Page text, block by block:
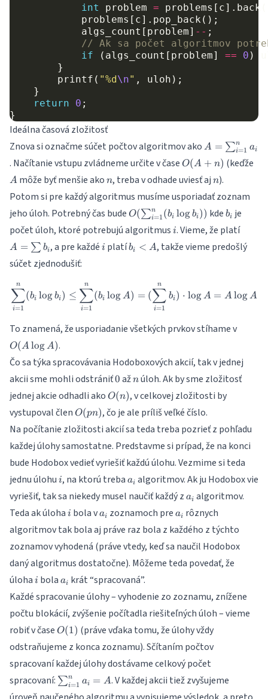
int
problem = problems [ c]. back
problems [ c]. pop_back ();
algs_count [ problem] -- ;
// Ak sa počet algoritmov
if
( algs_count [ problem] == 0 )
}
printf ( "%d\n" , uloh );
}
return
0 ;
}
Ideálna časová zložitosť
Znova si označme súčet počtov algoritmov ako A =
a_i
A = ∑i=1
n ai
. Načítanie vstupu zvládneme určite v čase O(A
+ n)
O(A + n) (keďže
A môže byť menšie ako n
n, treba v odhade uviesť aj n
n).
Potom si pre každý algoritmus musímeusporiadaťzoznam
jeho úloh. Potrebný čas bude O(\sum_{i=1}^{n}
(b_i\log b_i))
O( ∑i=1
n (bi log bi)) kdeb_i
bi je
počet úloh, ktoré potrebujú algoritmus i
i. Vieme, že platíA =
\sum
b_i
A = ∑ bi, a pre každéi
i platíb_i
bi < A, takže vieme predošlý
súčet zjednodušiť:
\sum_{i=1}^{n} (b_i \log
i=1
∑
n
(bi logbi) ≤
i=1
∑
n
(bi logA) = (
i=1
∑
n
bi) ⋅ log A = Alog A
To znamená, že usporiadanie všetkých prvkov stíhame v
O(A log A).
Čo sa týka spracovávania Hodoboxových akcií, tak v jednej
akcii sme mohli odstrániť0
0 ažn
núloh. Ak by sme zložitosť
jednej akcie odhadli ako O(n)
O(n), v celkovej zložitosti by
vystupoval člen O(pn)
O(pn), čo je ale príliš veľké číslo.
Na počítanie zložitosti akcií sa teda treba pozrieť z pohľadu
každej úlohy samostatne. Predstavme si prípad, že na konci
bude Hodobox vedieť vyriešiť každú úlohu. Vezmime si teda
jednu úlohu i
i, na ktorú treba a_i
ai algoritmov. Ak ju Hodobox vie
vyriešiť, tak sa niekedy musel naučiť každý z a_i
ai algoritmov.
Teda ak úloha i
i bola va_i
ai zoznamoch pre a_i
ai rôznych
algoritmov tak bola aj práve raz bola z každého z týchto
zoznamov vyhodená (práve vtedy, keď sa naučil Hodobox
daný algoritmus dostatočne). Môžeme teda povedať, že
úloha i
i bola a_i
ai krát “spracovaná”.
Každé spracovanie úlohy – vyhodenie zo zoznamu, znížene
počtu blokácií, zvýšenie počítadla riešiteľných úloh – vieme
robiť v čase O(1)
O(1) (práve vďaka tomu, že úlohy vždy
odstraňujeme z konca zoznamu). Sčítaním počtov
spracovaní každej úlohy dostávame celkový počet
spracovaní: \sum_{i=1}^{n}
a_i = A
∑i=1
n ai = A. V každej akcii tiež zvyšujeme